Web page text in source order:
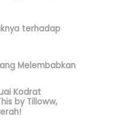
terhadap
Melembabkan
Kodrat
by Tilloww,